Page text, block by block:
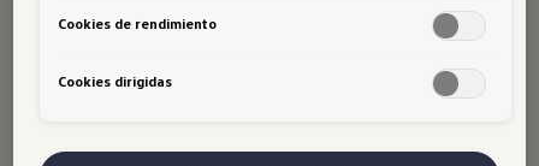
Al ingresar, navegar y hacer uso del Sitio Web, el
Cookies de rendimiento
Cookies dirigidas